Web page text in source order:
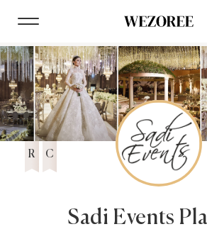
R C
Sadi Events